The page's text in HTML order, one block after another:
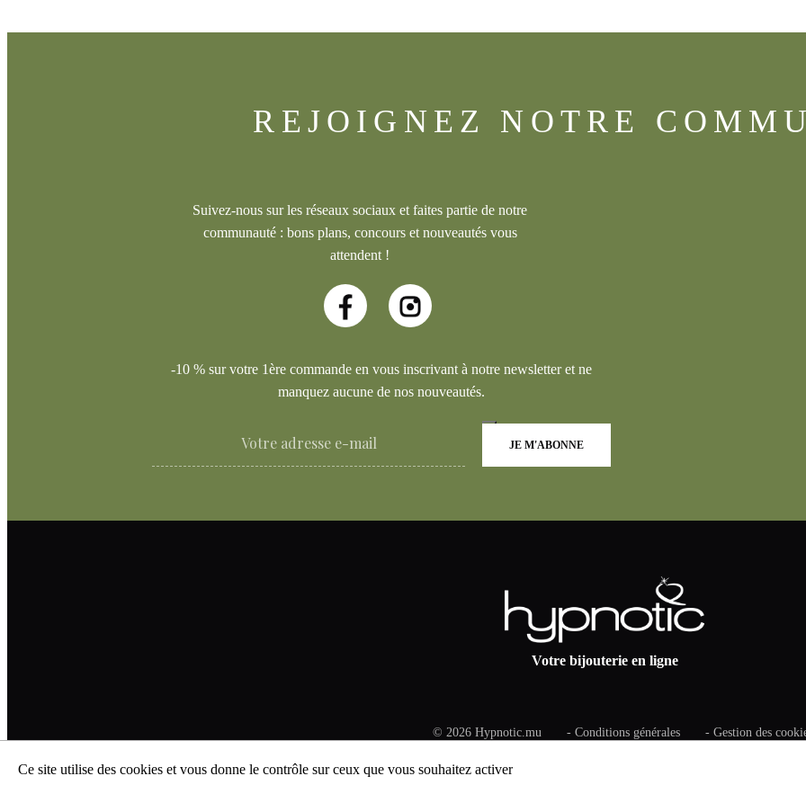
REJOIGNEZ NOTRE
Suivez-nous sur les réseaux sociaux et faites partie de notre
communauté : bons plans, concours et nouveautés vous
attendent !
-10 % sur votre 1ère commande en vous inscrivant à notre newsletter et ne
manquez aucune de nos nouveautés.
JE M'ABONNE
Votre bijouterie en ligne
© 2026 Hypnotic.mu Conditions générales
Gestion des
Ce site utilise des cookies et vous donne le contrôle sur ceux que vous souhaitez activer